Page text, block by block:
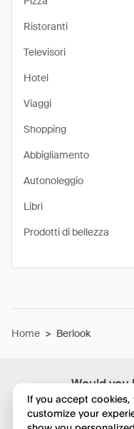
Would you
Ristoranti
Televisori
Hotel
Viaggi
Shopping
Abbigliamento
Autonoleggio
Libri
Prodotti di bellezza
Home > Berlook
If you accept cookies,
customize your